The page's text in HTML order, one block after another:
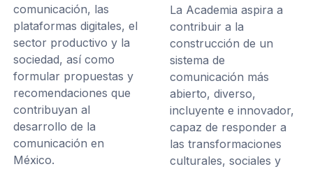
comunicación, las
plataformas digitales, el
sector productivo y la
sociedad, así como
formular propuestas y
recomendaciones que
contribuyan al
desarrollo de la
comunicación en
México.
La Academia aspira a
contribuir a la
construcción de un
sistema de
comunicación más
abierto, diverso,
incluyente e innovador,
capaz de responder a
las transformaciones
culturales, sociales y